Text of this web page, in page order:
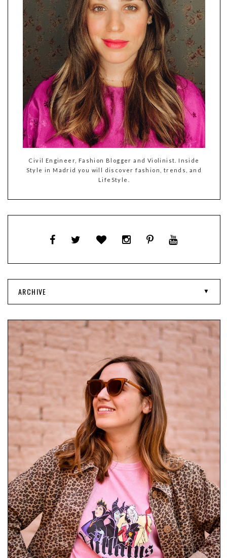
Civil Engineer, Fashion Blogger and Violinist. Inside
Style in Madrid you will discover fashion, trends, and
LifeStyle.
ARCHIVE